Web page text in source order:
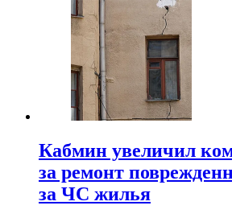
Кабмин увеличил
за ремонт
за ЧС жилья